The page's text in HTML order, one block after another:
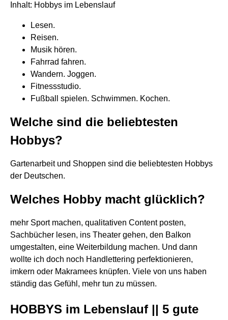
Inhalt: Hobbys im Lebenslauf
Lesen.
Reisen.
Musik hören.
Fahrrad fahren.
Wandern. Joggen.
Fitnessstudio.
Fußball spielen. Schwimmen. Kochen.
Welche sind die beliebtesten
Hobbys?
Gartenarbeit und Shoppen sind die beliebtesten Hobbys
der Deutschen.
Welches Hobby macht glücklich?
mehr Sport machen, qualitativen Content posten,
Sachbücher lesen, ins Theater gehen, den Balkon
umgestalten, eine Weiterbildung machen. Und dann
wollte ich doch noch Handlettering perfektionieren,
imkern oder Makramees knüpfen. Viele von uns haben
ständig das Gefühl, mehr tun zu müssen.
HOBBYS im Lebenslauf || 5 gute